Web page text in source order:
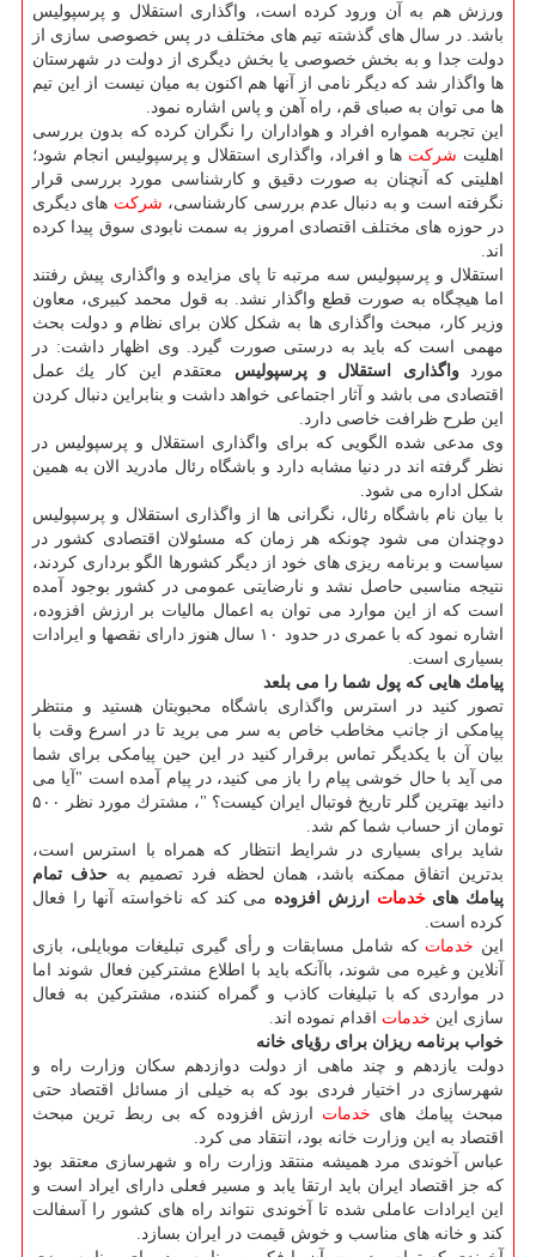
ورزش هم به آن ورود كرده است، واگذاری استقلال و پرسپولیس
باشد. در سال های گذشته تیم های مختلف در پس خصوصی سازی از
دولت جدا و به بخش خصوصی یا بخش دیگری از دولت در شهرستان
ها واگذار شد كه دیگر نامی از آنها هم اكنون به میان نیست از این تیم
ها می توان به صبای قم، راه آهن و پاس اشاره نمود.
این تجربه همواره افراد و هواداران را نگران كرده كه بدون بررسی
اهلیت شركت ها و افراد، واگذاری استقلال و پرسپولیس انجام شود؛
اهلیتی كه آنچنان به صورت دقیق و كارشناسی مورد بررسی قرار
نگرفته است و به دنبال عدم بررسی كارشناسی، شركت های دیگری
در حوزه های مختلف اقتصادی امروز به سمت نابودی سوق پیدا كرده
اند.
استقلال و پرسپولیس سه مرتبه تا پای مزایده و واگذاری پیش رفتند
اما هیچگاه به صورت قطع واگذار نشد. به قول محمد كبیری، معاون
وزیر كار، مبحث واگذاری ها به شكل كلان برای نظام و دولت بحث
مهمی است كه باید به درستی صورت گیرد. وی اظهار داشت: در
مورد
واگذاری استقلال و پرسپولیس معتقدم این كار یك عمل
اقتصادی می باشد و آثار اجتماعی خواهد داشت و بنابراین دنبال كردن
این طرح ظرافت خاصی دارد.
وی مدعی شده الگویی كه برای واگذاری استقلال و پرسپولیس در
نظر گرفته اند در دنیا مشابه دارد و باشگاه رئال مادرید الان به همین
شكل اداره می شود.
با بیان نام باشگاه رئال، نگرانی ها از واگذاری استقلال و پرسپولیس
دوچندان می شود چونكه هر زمان كه مسئولان اقتصادی كشور در
سیاست و برنامه ریزی های خود از دیگر كشورها الگو برداری كردند،
نتیجه مناسبی حاصل نشد و نارضایتی عمومی در كشور بوجود آمده
است كه از این موارد می توان به اعمال مالیات بر ارزش افزوده،
اشاره نمود كه با عمری در حدود ۱۰ سال هنوز دارای نقصها و ایرادات
بسیاری است.
پیامك هایی كه پول شما را می بلعد
تصور كنید در استرس واگذاری باشگاه محبوبتان هستید و منتظر
پیامكی از جانب مخاطب خاص به سر می برید تا در اسرع وقت با
بیان آن با یكدیگر تماس برقرار كنید در این حین پیامكی برای شما
می آید با حال خوشی پیام را باز می كنید، در پیام آمده است "آیا می
دانید بهترین گلر تاریخ فوتبال ایران كیست؟ "، مشترك مورد نظر ۵۰۰
تومان از حساب شما كم شد.
شاید برای بسیاری در شرایط انتظار كه همراه با استرس است،
بدترین اتفاق ممكنه باشد، همان لحظه فرد تصمیم به حذف تمام
پیامك هایخدمات ارزش افزوده می كند كه ناخواسته آنها را فعال
كرده است.
این خدمات كه شامل مسابقات و رأی گیری تبلیغات موبایلی، بازی
آنلاین و غیره می شوند، باآنكه باید با اطلاع مشتركین فعال شوند اما
در مواردی كه با تبلیغات كاذب و گمراه كننده، مشتركین به فعال
سازی این خدمات اقدام نموده اند.
خواب برنامه ریزان برای رؤیای خانه
دولت یازدهم و چند ماهی از دولت دوازدهم سكان وزارت راه و
شهرسازی در اختیار فردی بود كه به خیلی از مسائل اقتصاد حتی
مبحث پیامك های خدمات ارزش افزوده كه بی ربط ترین مبحث
اقتصاد به این وزارت خانه بود، انتقاد می كرد.
عباس آخوندی مرد همیشه منتقد وزارت راه و شهرسازی معتقد بود
كه جز اقتصاد ایران باید ارتقا یابد و مسیر فعلی دارای ایراد است و
این ایرادات عاملی شده تا آخوندی نتواند راه های كشور را آسفالت
كند و خانه های مناسب و خوش قیمت در ایران بسازد.